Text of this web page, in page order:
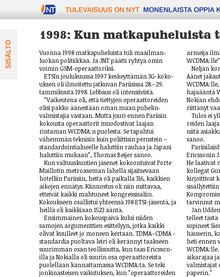
TULEVAISUUS ON NYT
1998: Kun
Vuonna 1998 matkapuheluista tuli maail­man­
luokan politiikkaa. Ja JNT päätti ryh­tyä omin
voimin GSM-operaattoriksi.
ETSIn joulukuussa 1997 keskeyttämän 3G-koko­
uksen oli ilmoitettu jatkuvan Pariisissa 28.–29.
tammi­kuuta 1998. Lobbaus oli intensi­ivistä.
”Vaikeutena oli, että tiettyjen operaattoreiden
olisi pakko äänestään oman maan puhelin­
valmis­tajia vastaan. Mutta juuri ennen Pariisin
kokousta operaattorit muodostivat laajan
rintaman WCDMA:n puolesta. Se tapahtui
vähemmän teknisin kuin poliittisin perustein –
standardointialueelle haluttiin rauhaa ja Japani
haluttiin mukaan”, Thomas Beijer sanoo.
Kun valtuuskuntien jäsenet kokoontuivat Porte
Maillotin metroaseman lähellä sijaitsevaan
hotelliin Pariisiin, heitä oli paikalla 316, kaikkien
aikojen ennätys. Kiinnostus oli niin mittavaa,
etteivät kaikki mahtuneet kongressisaliin.
Kokoukseen osallistui yhteensä 198 ETSI-jäsentä, ja
heillä oli kaikkiaan 1523 ääntä.
Ensimmäinen kokouspäivä kului niiden
samojen argumenttien esittelyyn, jotka kaikki
olivat kuulleet jo moneen kertaan. TDMA–CDMA -
standardia puoltava leiri oli kerännyt taakseen
suurimman osan teollisuutta, kun taas Ericsson­
illa ja Nokialla oli suurin osa opera­attoreista
puolellaan kannattamassa WCDMA:ta. Se teki
jonkinasteisen vaikutuksen, kun ”operaatto­reiden
armeija
Neljän
Äänet
hajaääntä
Nokian
riittänyt
Tulos ei
reiden
niitä
sanoo.
Ericssonin
He laativat
kollegat
kirjoittivat
sisällytettiin
tarvinnut
Jan
telleet tästä
sopineet
häuserin,
heti ennen
aikarajaa
valmistajat
paperin.”